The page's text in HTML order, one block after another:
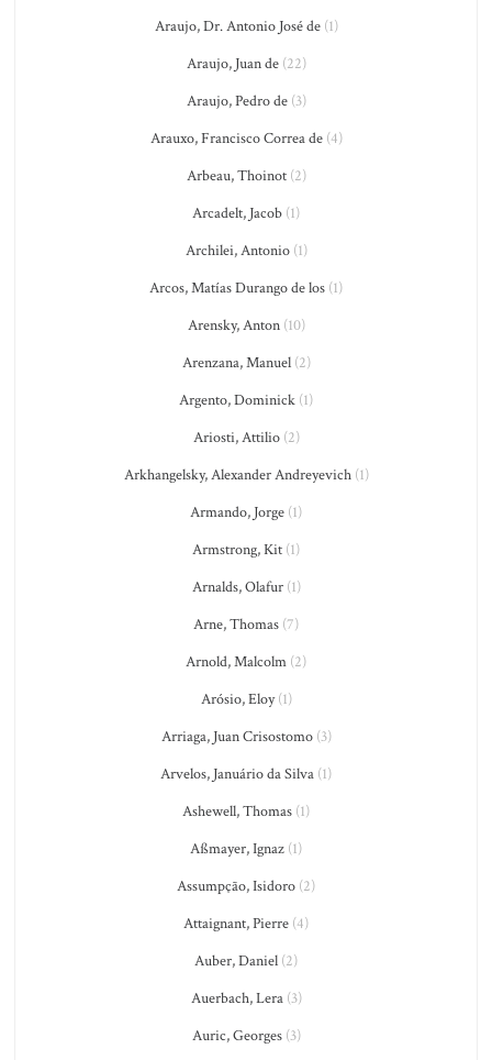
Araujo, Dr. Antonio José de(1)
Araujo, Juan de(22)
Araujo, Pedro de(3)
Arauxo, Francisco Correa de(4)
Arbeau, Thoinot(2)
Arcadelt, Jacob (1)
Archilei, Antonio(1)
Arcos, Matías Durango de los (1)
Arensky, Anton(10)
Arenzana, Manuel(2)
Argento, Dominick (1)
Ariosti, Attilio(2)
Arkhangelsky, Alexander Andreyevich(1)
Armando, Jorge (1)
Armstrong, Kit (1)
Arnalds, Olafur(1)
Arne, Thomas (7)
Arnold, Malcolm (2)
Arósio, Eloy(1)
Arriaga, Juan Crisostomo(3)
Arvelos, Januário da Silva (1)
Ashewell, Thomas (1)
Aßmayer, Ignaz (1)
Assumpção, Isidoro (2)
Attaignant, Pierre (4)
Auber, Daniel (2)
Auerbach, Lera(3)
Auric, Georges(3)